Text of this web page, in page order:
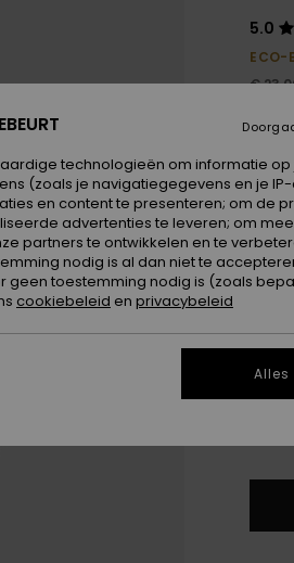
5.0
ECO-
€
SALE
Kleur
technologieën om informatie
(zoals je navigatiegegevens en je
en content te presenteren; om de
advertenties te leveren; om
partners te ontwikkelen en te
nodig is al dan niet te
toestemming nodig is (zoals
cookiebeleid en privacybeleid
Alles